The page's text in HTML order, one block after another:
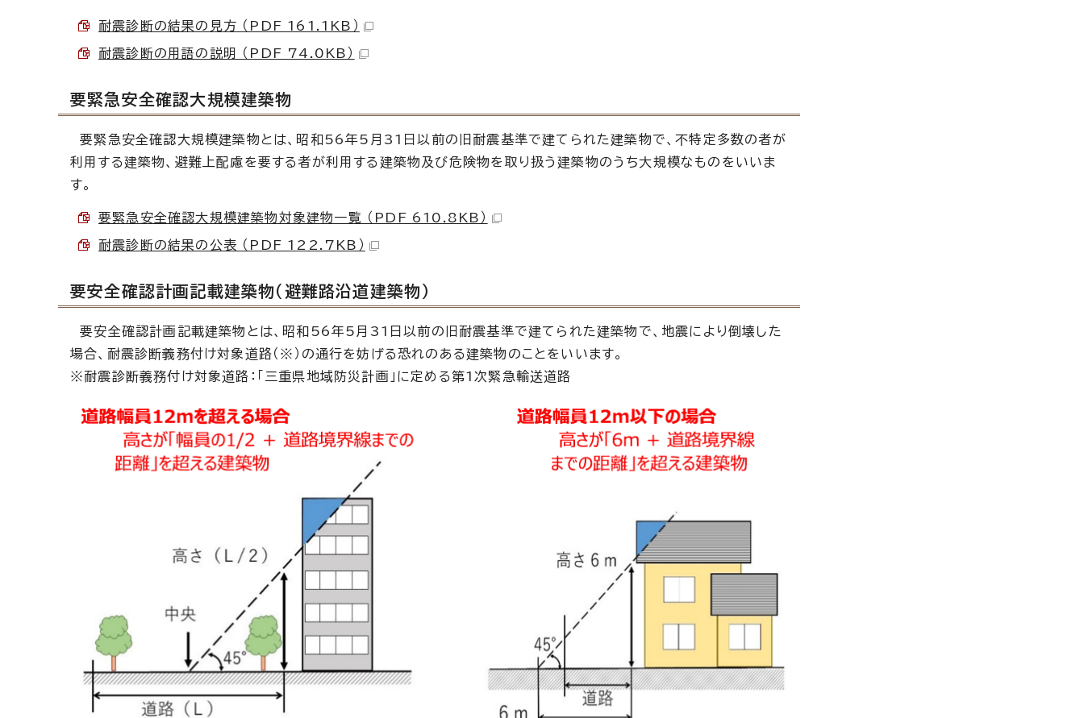
耐震診断の結果の見方 （PDF 161.1KB）
耐震診断の用語の説明 （PDF 74.0KB）
要緊急安全確認大規模建築物
要緊急安全確認大規模建築物とは、昭和56年5月31日以前の旧耐震基準で建てられた建築物で、不特定多数の者が
利用する建築物、避難上配慮を要する者が利用する建築物及び危険物を取り扱う建築物のうち大規模なものをいいま
す。
要緊急安全確認大規模建築物対象建物一覧 （PDF 610.8KB）
耐震診断の結果の公表 （PDF 122.7KB）
要安全確認計画記載建築物（避難路沿道建築物）
要安全確認計画記載建築物とは、昭和56年5月31日以前の旧耐震基準で建てられた建築物で、地震により倒壊した
場合、耐震診断義務付け対象道路（※）の通行を妨げる恐れのある建築物のことをいいます。
※耐震診断義務付け対象道路：「三重県地域防災計画」に定める第1次緊急輸送道路